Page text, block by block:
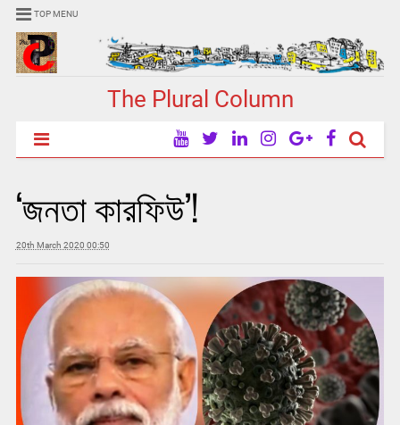
TOP MENU
The Plural Column
‘জনতা কারফিউ’!
20th March 2020 00:50